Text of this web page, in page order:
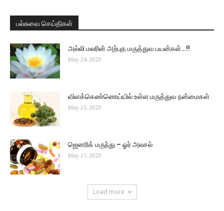
பல்சுவை செய்திகள்
அல்லி மலரின் அற்புத மருத்துவ பயன்கள்…!!
May 24, 2020
விளக்கெண்ணெய்யில் உள்ள மருத்துவ நன்மைகள்
May 23, 2020
ஜெனரிக் மருந்து – ஓர் அலசல்
May 21, 2020
Load more